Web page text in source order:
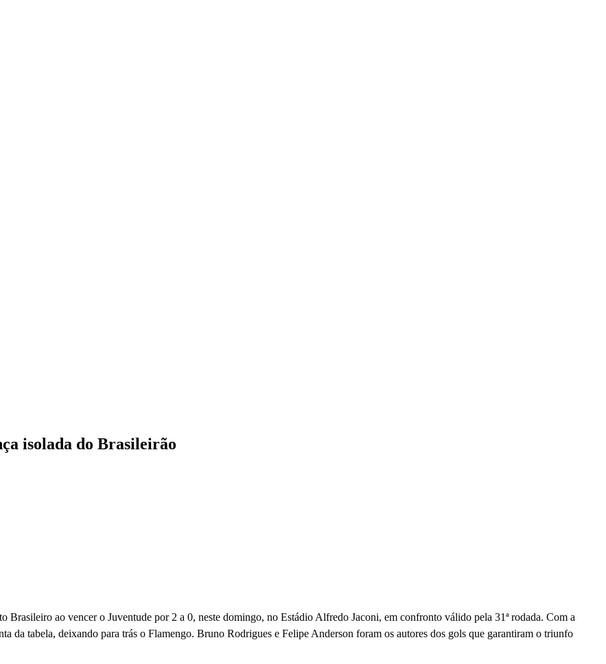
isolada do Brasileirão
Brasileiro ao vencer o Juventude por 2 a 0, neste domingo, no Estádio Alfredo Jaconi, em confronto válido pela 31ª rodada. Com a
da tabela, deixando para trás o Flamengo. Bruno Rodrigues e Felipe Anderson foram os autores dos gols que garantiram o triunfo